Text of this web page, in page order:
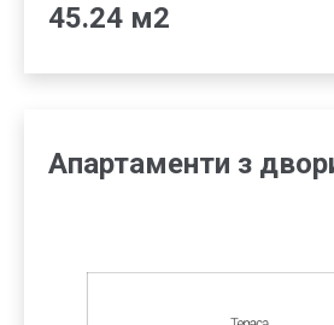
45.24 м2
Апартаменти з